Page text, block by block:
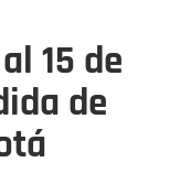
15 de
de